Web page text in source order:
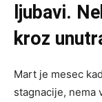
ljubavi.
kroz
Mart je mesec
stagnacije, nema